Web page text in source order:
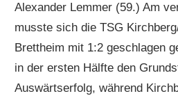
Alexander Lemmer (59.) Am
musste sich die TSG
Brettheim mit 1:2 geschlagen
in der ersten Hälfte den
Auswärtserfolg, während